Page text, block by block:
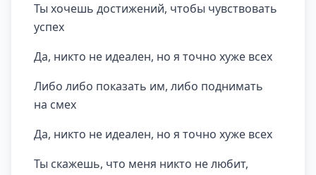
Ты хочешь достижений, чтобы чувствовать
успех
Да, никто не идеален, но я точно хуже всех
Либо либо показать им, либо поднимать
на смех
Да, никто не идеален, но я точно хуже всех
Ты скажешь, что меня никто не любит,